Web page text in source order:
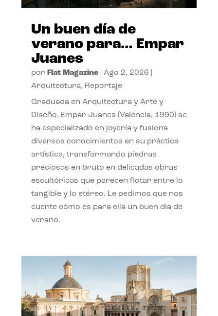
Un buen día de
verano para… Empar
Juanes
por Flat Magazine| Ago 2, 2026
Arquitectura, Reportaje
Graduada en Arquitectura y Arte y
Diseño, Empar Juanes (Valencia, 1990) se
ha especializado en joyería y fusiona
diversos conocimientos en su práctica
artística, transformando piedras
preciosas en bruto en delicadas obras
escultóricas que parecen flotar entre lo
tangible y lo etéreo. Le pedimos que nos
cuente cómo es para ella un buen día de
verano.